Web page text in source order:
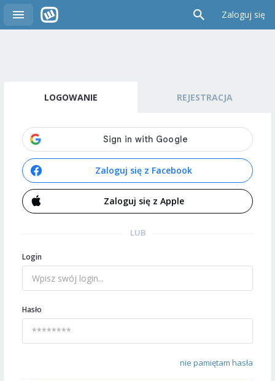
Zaloguj się
LOGOWANIE REJESTRACJA
Zaloguj się z Facebook
Zaloguj się z Apple
LUB
Login
Hasło
nie pamiętam hasła